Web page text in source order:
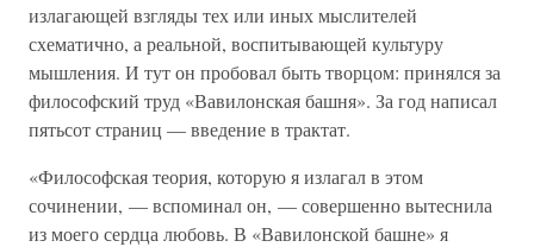
излагающей взгляды тех или иных мыслителей
схематично, а реальной, воспитывающей культуру
мышления. И тут он пробовал быть творцом: принялся за
философский труд «Вавилонская башня». За год написал
пятьсот страниц — введение в трактат.
«Философская теория, которую я излагал в этом
сочинении, — вспоминал он, — совершенно вытеснила
из моего сердца любовь. В «Вавилонской башне» я